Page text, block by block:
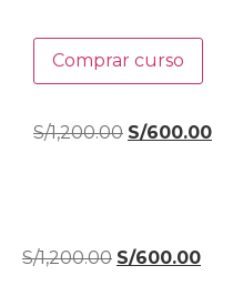
Comprar curso
S/1,200.00 S/600.00
S/1,200.00 S/600.00